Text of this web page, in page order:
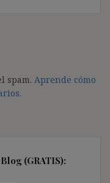
spam. Aprende cómo
(GRATIS):